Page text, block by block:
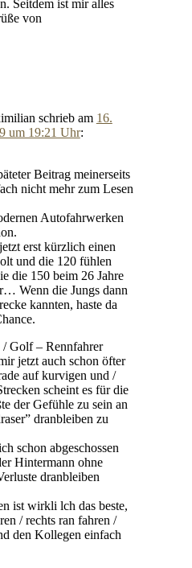
Seitdem ist mir alles
von
schriebam 16.
um 19:21 Uhr:
Beitrag meinerseits
nicht mehr zum Lesen
Autofahrwerken
erst kürzlich einen
und die 120 fühlen
die 150 beim 26 Jahre
Wenn die Jungs dann
kannten, haste da
/ Golf – Rennfahrer
jetzt auch schon öfter
auf kurvigen und /
scheint es für die
der Gefühle zu sein an
dranbleiben zu
schon abgeschossen
Hintermann ohne
dranbleiben
ist wirkli lch das beste,
/ rechts ran fahren /
den Kollegen einfach